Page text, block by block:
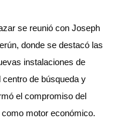
se reunió con Joseph
donde se destacó las
instalaciones de
de búsqueda y
el compromiso del
motor económico.